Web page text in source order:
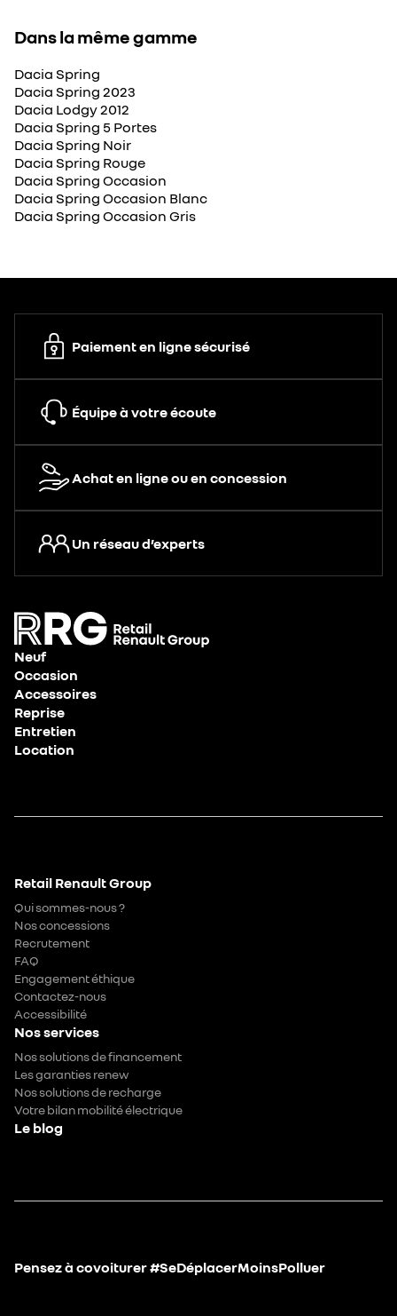
Dans la même gamme
Dacia Spring
Dacia Spring 2023
Dacia Lodgy 2012
Dacia Spring 5 Portes
Dacia Spring Noir
Dacia Spring Rouge
Dacia Spring Occasion
Dacia Spring Occasion Blanc
Dacia Spring Occasion Gris
Paiement en ligne sécurisé
Équipe à votre écoute
Achat en ligne ou en concession
Un réseau d’experts
Neuf
Occasion
Accessoires
Reprise
Entretien
Location
Retail Renault Group
Qui sommes-nous ?
Nos concessions
Recrutement
FAQ
Engagement éthique
Contactez-nous
Accessibilité
Nos services
Nos solutions de financement
Les garanties renew
Nos solutions de recharge
Votre bilan mobilité électrique
Le blog
Pensez à covoiturer #SeDéplacerMoinsPolluer